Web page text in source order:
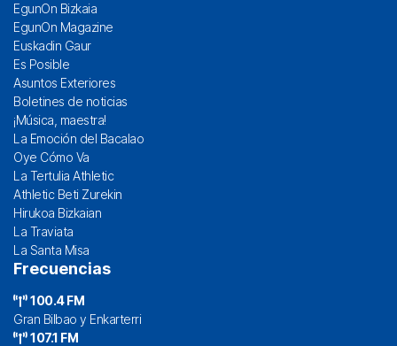
EgunOn Bizkaia
EgunOn Magazine
Euskadin Gaur
Es Posible
Asuntos Exteriores
Boletines de noticias
¡Música, maestra!
La Emoción del Bacalao
Oye Cómo Va
La Tertulia Athletic
Athletic Beti Zurekin
Hirukoa Bizkaian
La Traviata
La Santa Misa
Frecuencias
100.4 FM
Gran Bilbao y Enkarterri
107.1 FM